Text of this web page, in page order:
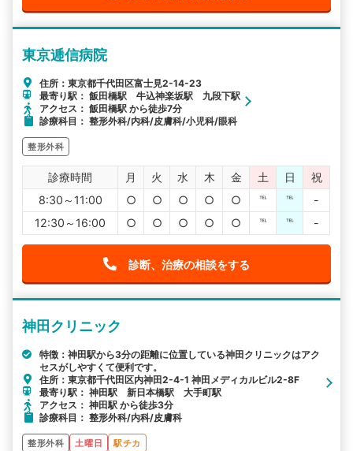
東京逓信病院
住所：東京都千代田区富士見2-14-23
最寄り駅： 飯田橋駅 牛込神楽坂駅 九段下駅
アクセス： 飯田橋駅 から徒歩7分
診療科目： 整形外科/内科/皮膚科/小児科/眼科
整形外科
診療時間 月 火 水 木 金 土 日
祝
8:30～11:00
○ ○ ○ ○ ○ ℡ ℡
-
12:30～16:00
○ ○ ○ ○ ○ ℡ ℡ -
診断、治療の相談をする
神田クリニック
特徴：神田駅から3分の距離に位置している神田クリニックはアク
セスがしやすくて便利です。
住所：東京都千代田区内神田2-4-1 神田メディカルビル2-8F
最寄り駅： 神田駅 新日本橋駅 大手町駅
アクセス： 神田駅 から徒歩3分
診療科目： 整形外科/内科/皮膚科
整形外科 土曜日 駅チカ